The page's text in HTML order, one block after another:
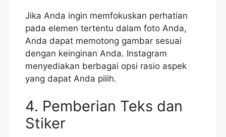
Jika Anda ingin memfokuskan perhatian
pada elemen tertentu dalam foto Anda,
Anda dapat memotong gambar sesuai
dengan keinginan Anda. Instagram
menyediakan berbagai opsi rasio aspek
yang dapat Anda pilih.
4. Pemberian Teks dan
Stiker